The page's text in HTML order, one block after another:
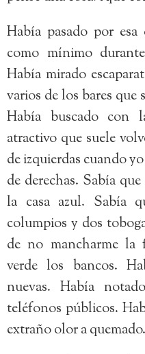
Había pasado por
como mínimo
Había mirado
varios de los bares que
Había buscado con
atractivo que suele
de izquierdas cuando
de derechas. Sabía
la casa azul. Sabía
columpios y dos
de no mancharme la
verde los bancos.
nuevas. Había
teléfonos públicos.
extraño olor a quemado.